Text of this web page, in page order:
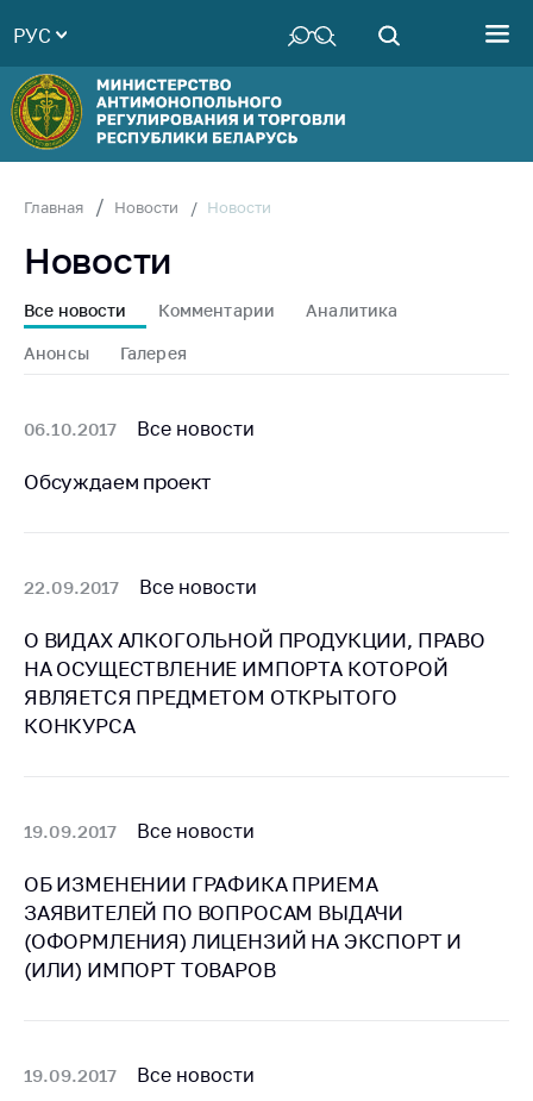
Руководство
Структура
Министерства
Территориальные
Законодательство
Антикоррупционная
деятельность
совет
Соискателям
универсальная
Общественная
жизнь
Идеологическая
символы
5 лет МАРТ
Деятельность
Ценовая политика
РУС
Главная Новости Новости
Новости
Все новости Комментарии Аналитика
Анонсы Галерея
06.10.2017 Все новости
Обсуждаем проект
22.09.2017 Все новости
О ВИДАХ АЛКОГОЛЬНОЙ ПРОДУКЦИИ, ПРАВО
НА ОСУЩЕСТВЛЕНИЕ ИМПОРТА КОТОРОЙ
ЯВЛЯЕТСЯ ПРЕДМЕТОМ ОТКРЫТОГО
КОНКУРСА
19.09.2017 Все новости
ОБ ИЗМЕНЕНИИ ГРАФИКА ПРИЕМА
ЗАЯВИТЕЛЕЙ ПО ВОПРОСАМ ВЫДАЧИ
(ОФОРМЛЕНИЯ) ЛИЦЕНЗИЙ НА ЭКСПОРТ И
(ИЛИ) ИМПОРТ ТОВАРОВ
19.09.2017 Все новости